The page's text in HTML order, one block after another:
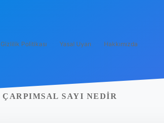
Gizlilik Politikası Yasal Uyarı Hakkımızda
ÇARPIMSAL SAYI NEDIR